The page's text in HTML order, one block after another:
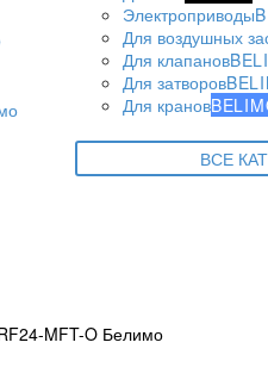
Электроприводы
Для воздушных
Для клапанов
Для затворов
Для кранов
ВСЕ
MFT-O Белимо